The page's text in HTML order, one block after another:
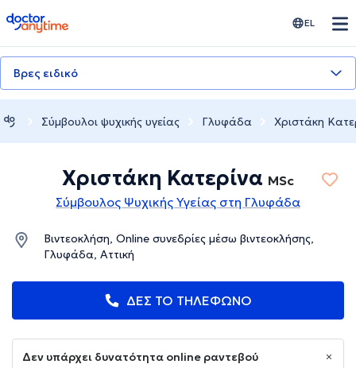
doctoranytime EL
Βρες ειδικό
Σύμβουλοι ψυχικής υγείας Γλυφάδα Χριστάκη
Χριστάκη Κατερίνα MSc
Σύμβουλος Ψυχικής Υγείας στη Γλυφάδα
Βιντεοκλήση, Online συνεδρίες μέσω βιντεοκλήσης,
Γλυφάδα, Αττική
ΔΕΣ ΤΟ ΤΗΛΕΦΩΝΟ
Δεν υπάρχει δυνατότητα online ραντεβού